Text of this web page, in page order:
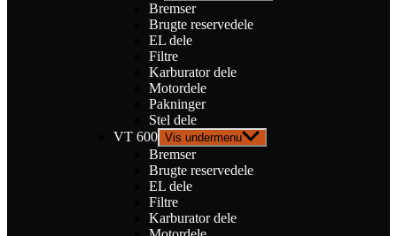
Bremser
Brugte reservedele
EL dele
Filtre
Karburator dele
Motordele
Pakninger
Stel dele
VT 600 Vis undermenu
Bremser
Brugte reservedele
EL dele
Filtre
Karburator dele